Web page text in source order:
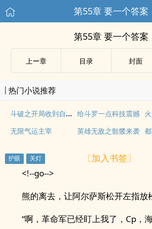
第55章 要一个答案
第55章 要一个答案
上ー章 目录 封面
热门小说推荐
斗破之开局收到自己遗书 给斗罗一点科技震撼
无限气运主宰 英雄无敌之骷髅来袭
〔加入书签〕
<!--go-->
熊的离去，让阿尔萨斯松开左指放
“啊，革命军已经盯上我了，Cp，